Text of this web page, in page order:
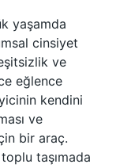
yaşamda
cinsiyet
ve
eğlence
kendini
ve
bir araç.
taşımada